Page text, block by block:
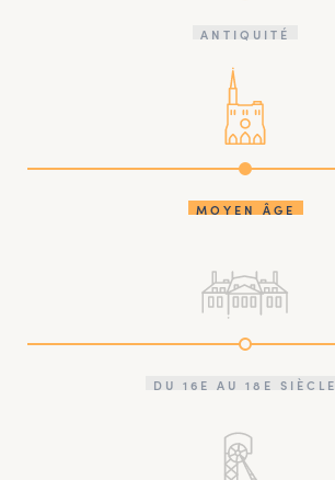
ANTIQUITÉ
MOYEN ÂGE
DU 16E AU 18E SIÈCLE